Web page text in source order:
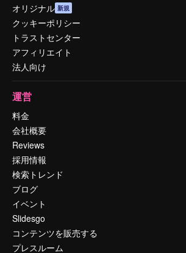
オリジナル 新規
クッキーポリシー
トラストセンター
アフィリエイト
法人向け
運営
料金
会社概要
Reviews
採用情報
検索トレンド
ブログ
イベント
Slidesgo
コンテンツを販売する
プレスルーム